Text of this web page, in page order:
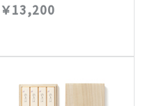
￥13,200